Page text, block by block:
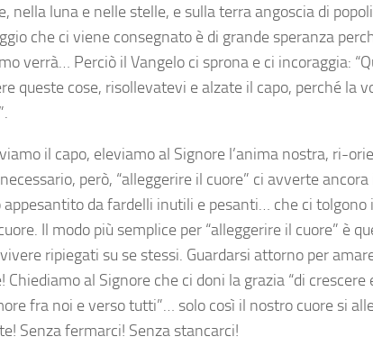
nella luna e nelle stelle, e sulla terra angoscia di
che ci viene consegnato è di grande speranza
verrà… Perciò il Vangelo ci sprona e ci incoraggia:
queste cose, risollevatevi e alzate il capo, perché la
il capo, eleviamo al Signore l’anima nostra, ri-
però, “alleggerire il cuore” ci avverte
appesantito da fardelli inutili e pesanti… che ci tolgono
Il modo più semplice per “alleggerire il cuore” è
ripiegati su se stessi. Guardarsi attorno per
Chiediamo al Signore che ci doni la grazia “di
fra noi e verso tutti”… solo così il nostro cuore si
Senza fermarci! Senza stancarci!